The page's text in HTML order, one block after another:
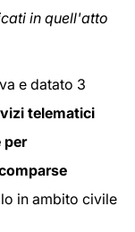
in quell'atto
e datato 3
telematici
per
in ambito civile